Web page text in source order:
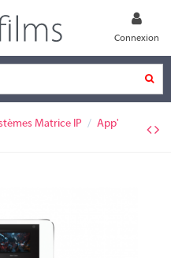
Connexion
Matrice IP
App'